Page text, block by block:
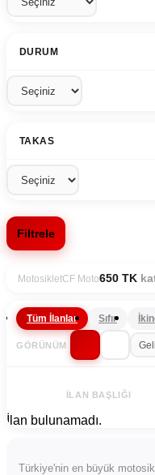
DURUM
TAKAS
Filtrele
MotosikletCF Moto650 TK
Tüm İlanlar Sıfır
GÖRÜNÜM
İLAN BAŞLIĞI
İlan bulunamadı.
Türkiye'nin en büyük